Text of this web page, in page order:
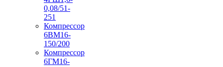
0,08/51-
251
Компрессор
6ВМ16-
150/200
Компрессор
6ГМ16-